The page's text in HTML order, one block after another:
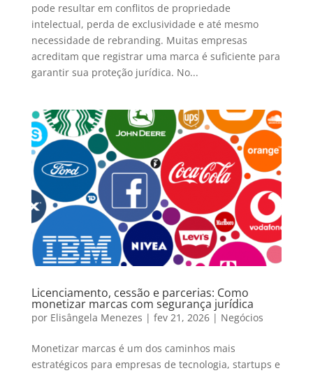
pode resultar em conflitos de propriedade
intelectual, perda de exclusividade e até mesmo
necessidade de rebranding. Muitas empresas
acreditam que registrar uma marca é suficiente para
garantir sua proteção jurídica. No...
Licenciamento, cessão e parcerias: Como
monetizar marcas com segurança jurídica
por Elisângela Menezes | fev 21, 2026| Negócios
Monetizar marcas é um dos caminhos mais
estratégicos para empresas de tecnologia, startups e